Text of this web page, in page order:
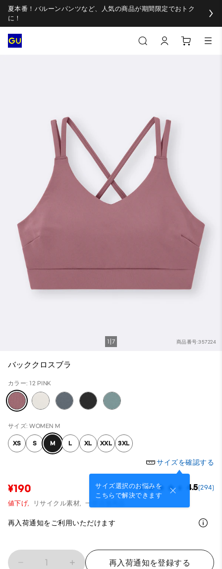
夏本番！バルーンパンツなど、人気の商品が期間限定でおトク
に！
商品番号:357224
1 7
バッククロスブラ
カラー: 12 PINK
サイズ: WOMEN M
XS S M L XL XXL 3XL
サイズを確認する
サイズ選択のお悩みを
こちらで解決できます
¥190 4.5(294)
値下げ, リサイクル素材, 一部店舗商品
再入荷通知をご利用いただけます
1 再入荷通知を登録する